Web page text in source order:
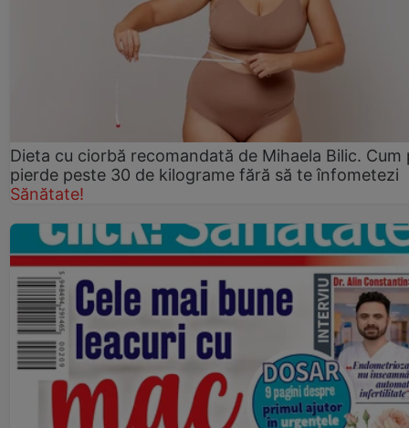
Dieta cu ciorbă recomandată de Mihaela Bilic. Cum
pierde peste 30 de kilograme fără să te înfometezi
Sănătate!